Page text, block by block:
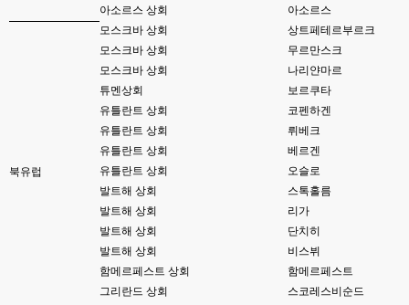
아소르스 상회
아소르스
북유럽
모스크바 상회
상트페테르부르크
모스크바 상회
무르만스크
모스크바 상회
나리얀마르
튜멘상회
보르쿠타
유틀란트 상회
코펜하겐
유틀란트 상회
뤼베크
유틀란트 상회
베르겐
유틀란트 상회
오슬로
발트해 상회
스톡홀름
발트해 상회
리가
발트해 상회
단치히
발트해 상회
비스뷔
함메르페스트 상회
함메르페스트
그리란드 상회
스코레스비순드
00:12
솔찍히 아직도 라이믹스보다 xe가 정이 더가긴합니다 ㅠ
솔직히 적응이 xe1이다보니깐 라이믹스는 비슷하면서 틀리니 적응이 안되요
그렇다고 코어랑 모듈 전부 마개조해버릴려니 난중 또 공식버전 올라오면 답
이제 정상동작이겟지 !